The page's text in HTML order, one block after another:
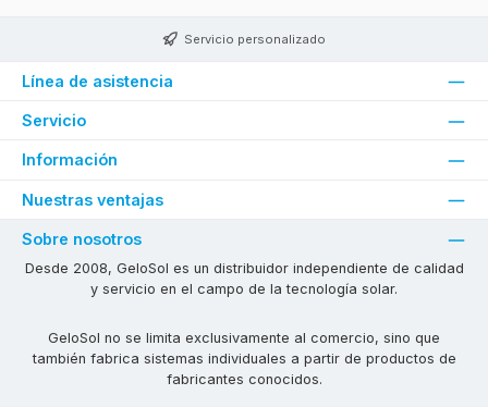
Servicio personalizado
Línea de asistencia
Servicio
Información
Nuestras ventajas
Sobre nosotros
Desde 2008, GeloSol es un distribuidor independiente de calidad
y servicio en el campo de la tecnología solar.
GeloSol no se limita exclusivamente al comercio, sino que
también fabrica sistemas individuales a partir de productos de
fabricantes conocidos.